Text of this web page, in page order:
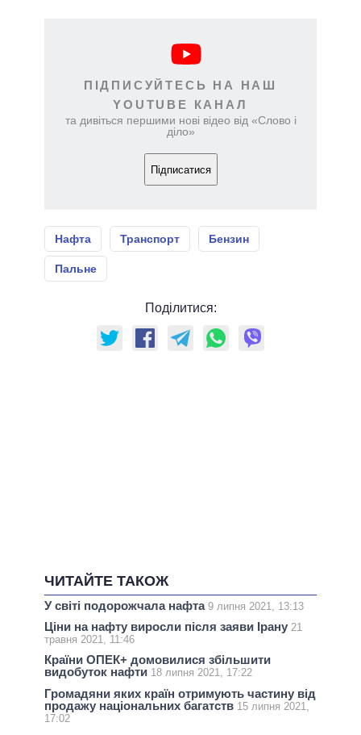
ПІДПИСУЙТЕСЬ НА НАШ
YOUTUBE КАНАЛ
та дивіться першими нові відео від «Слово і
діло»
Підписатися
Нафта Транспорт Бензин
Пальне
Поділитися:
ЧИТАЙТЕ ТАКОЖ
У світі подорожчала нафта 9 липня 2021, 13:13
Ціни на нафту виросли після заяви Ірану 21
травня 2021, 11:46
Країни ОПЕК+ домовилися збільшити
видобуток нафти 18 липня 2021, 17:22
Громадяни яких країн отримують частину від
продажу національних багатств 15 липня 2021,
17:02